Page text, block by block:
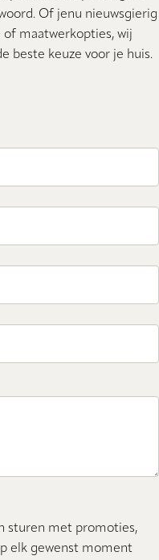
Of jenu nieuwsgierig
maatwerkopties, wij
beste keuze voor je huis.
sturen met promoties,
elk gewenst moment